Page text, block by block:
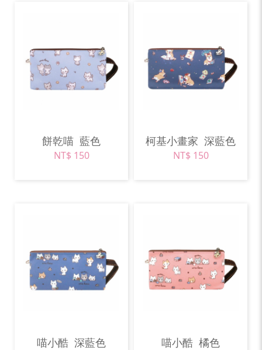
餅乾喵 藍色
NT$ 150
柯基小畫家 深藍色
NT$ 150
喵小酷 深藍色 喵小酷 橘色